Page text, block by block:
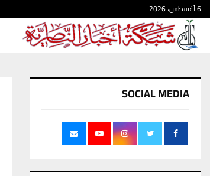
6 أغسطس، 2026
SOCIAL MEDIA